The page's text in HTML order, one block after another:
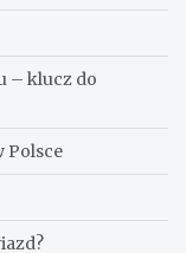
– klucz do
Polsce